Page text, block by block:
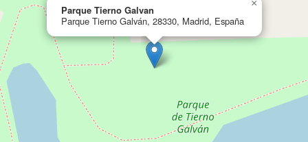
Parque Tierno Galvan
Parque Tierno Galván, 28330, Madrid, España
×